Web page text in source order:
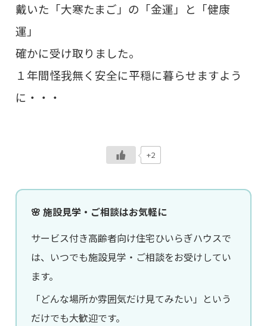
戴いた「大寒たまご」の「金運」と「健康
運」
確かに受け取りました。
１年間怪我無く安全に平穏に暮らせますよう
に・・・
+2
🌸 施設見学・ご相談はお気軽に
サービス付き高齢者向け住宅ひいらぎハウスで
は、いつでも施設見学・ご相談をお受けしてい
ます。
「どんな場所か雰囲気だけ見てみたい」という
だけでも大歓迎です。